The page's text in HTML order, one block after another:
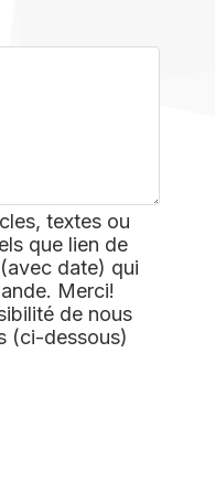
textes ou
que lien de
date) qui
Merci!
de nous
(ci-dessous)